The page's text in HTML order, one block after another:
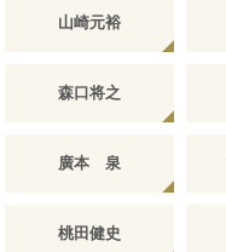
山崎元裕
森口将之
廣本 泉
桃田健史